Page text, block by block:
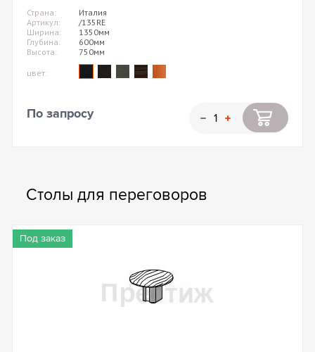
Страна:
Италия
Артикул:
/135RE
Ширина:
1350мм
Глубина:
600мм
Высота:
750мм
цвет:
По запросу
Столы для переговоров
Под заказ